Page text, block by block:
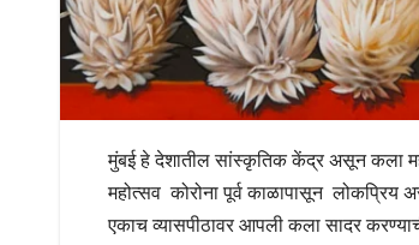
मुंबई हे देशातील सांस्कृतिक केंद्र असून कला
महोत्सव कोरोना पूर्व काळापासून लोकप्रिय
एकाच व्यासपीठावर आपली कला सादर